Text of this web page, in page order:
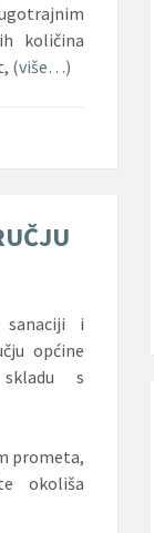
količina
(više…)
sanaciji i
općine
skladu s
prometa,
okoliša